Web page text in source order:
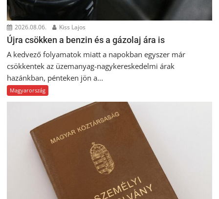
2026.08.06. Kiss Lajos
Újra csökken a benzin és a gázolaj ára is
A kedvező folyamatok miatt a napokban egyszer már
csökkentek az üzemanyag-nagykereskedelmi árak
hazánkban, pénteken jön a...
Magyarország